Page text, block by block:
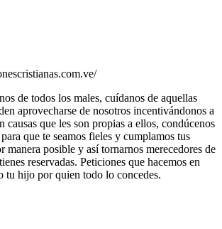
de todos los males, cuídanos de aquellas
aprovecharse de nosotros incentivándonos a
causas que les son propias a ellos, condúcenos
que te seamos fieles y cumplamos tus
manera posible y así tornarnos merecedores de
reservadas. Peticiones que hacemos en
tu hijo por quien todo lo concedes.